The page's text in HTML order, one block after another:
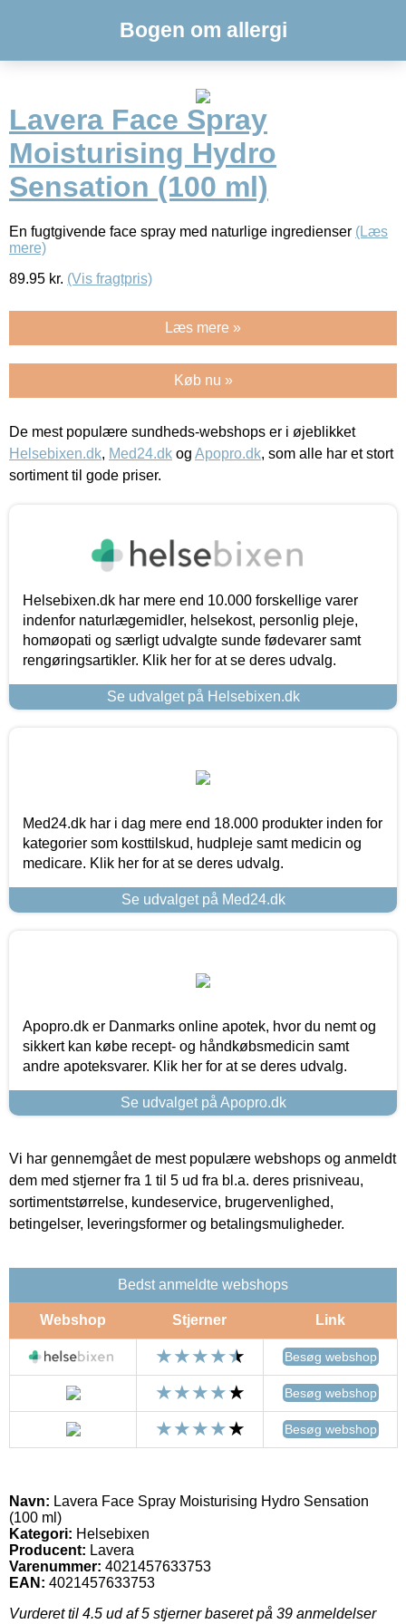
Bogen om allergi
Lavera Face Spray
Moisturising Hydro
Sensation (100 ml)
En fugtgivende face spray med naturlige ingredienser (Læs
mere)
89.95 kr. (Vis fragtpris)
Læs mere »
Køb nu »
De mest populære sundheds-webshops er i øjeblikket
Helsebixen.dk, Med24.dk og Apopro.dk, som alle har et stort
sortiment til gode priser.
Helsebixen.dk har mere end 10.000 forskellige varer
indenfor naturlægemidler, helsekost, personlig pleje,
homøopati og særligt udvalgte sunde fødevarer samt
rengøringsartikler. Klik her for at se deres udvalg.
Se udvalget på Helsebixen.dk
Med24.dk har i dag mere end 18.000 produkter inden for
kategorier som kosttilskud, hudpleje samt medicin og
medicare. Klik her for at se deres udvalg.
Se udvalget på Med24.dk
Apopro.dk er Danmarks online apotek, hvor du nemt og
sikkert kan købe recept- og håndkøbsmedicin samt
andre apoteksvarer. Klik her for at se deres udvalg.
Se udvalget på Apopro.dk
Vi har gennemgået de mest populære webshops og anmeldt
dem med stjerner fra 1 til 5 ud fra bl.a. deres prisniveau,
sortimentstørrelse, kundeservice, brugervenlighed,
betingelser, leveringsformer og betalingsmuligheder.
Bedst anmeldte webshops
Webshop Stjerner Link
Besøg webshop
Besøg webshop
Besøg webshop
Navn: Lavera Face Spray Moisturising Hydro Sensation
(100 ml)
Kategori: Helsebixen
Producent: Lavera
Varenummer: 4021457633753
EAN: 4021457633753
Vurderet til 4.5 ud af 5 stjerner baseret på 39 anmeldelser